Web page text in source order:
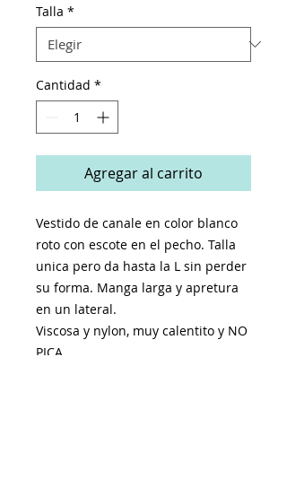
Talla *
Cantidad *
Agregar al carrito
Vestido de canale en color blanco
roto con escote en el pecho. Talla
unica pero da hasta la L sin perder
su forma. Manga larga y apretura
en un lateral.
Viscosa y nylon, muy calentito y NO
PICA.